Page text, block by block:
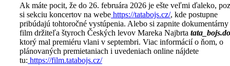
Ak máte pocit, že do 26. februára 2026 je ešte veľmi ďaleko,
si sekciu koncertov na webe https://tatabojs.cz/, kde postupne
pribúdajú tohtoročné vystúpenia. Alebo si zapnite dokumentárny
film držiteľa štyroch Českých levov Mareka Najbrta
ktorý mal premiéru vlani v septembri. Viac informácií o ňom, o
plánovaných premietaniach i uvedeniach online nájdete
tu: https://film.tatabojs.cz/